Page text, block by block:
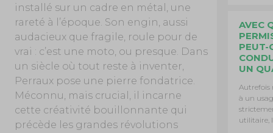
installé sur un cadre en métal, une
rareté à l’époque. Son engin, aussi
audacieux que fragile, roule pour de
vrai : c’est une moto, ou presque. Dans
un siècle où tout reste à inventer,
Perraux pose une pierre fondatrice.
Méconnu, mais crucial, il incarne
cette créativité bouillonnante qui
précède les grandes révolutions
AVEC
PEUT-
UN
Autrefois
à un
utilitaire,